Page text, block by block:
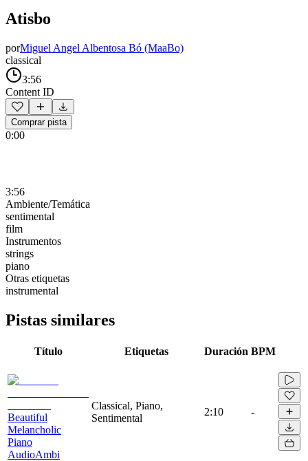
Atisbo
porMiguel Angel Albentosa Bó (MaaBo)
classical
3:56
Content ID
Comprar pista
0:00
3:56
Ambiente/Temática
sentimental
film
Instrumentos
strings
piano
Otras etiquetas
instrumental
Pistas similares
Título Etiquetas Duración BPM
Beautiful
Melancholic
Piano
AudioAmbi
Classical, Piano,
Sentimental
2:10 -